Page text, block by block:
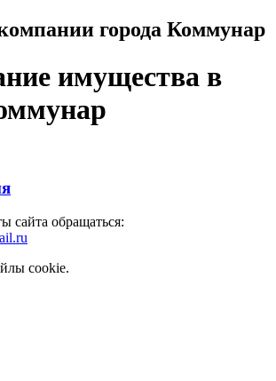
города Коммунар
имущества в
сайта обращаться:
cookie.